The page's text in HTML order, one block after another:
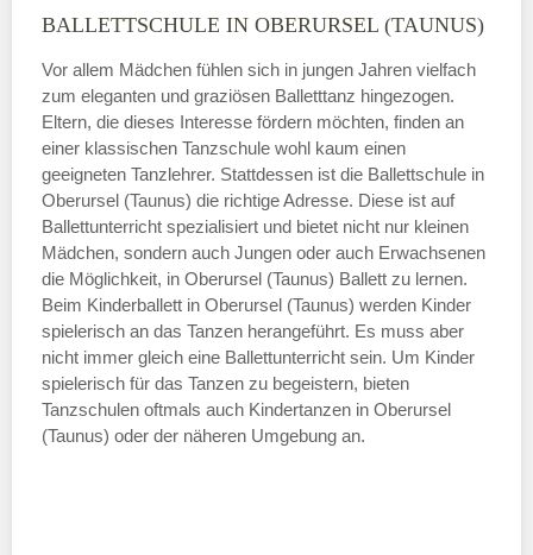
—
ÖFFNUNGSZEITEN HINZUFÜGEN
Freitag
—
ÖFFNUNGSZEITEN HINZUFÜGEN
Samstag
—
BALLETTSCHULE IN OBERURSEL (TAUNUS)
Vor allem Mädchen fühlen sich in jungen Jahren vielfach
zum eleganten und graziösen Balletttanz hingezogen.
Eltern, die dieses Interesse fördern möchten, finden an
einer klassischen Tanzschule wohl kaum einen
geeigneten Tanzlehrer. Stattdessen ist die Ballettschule in
Oberursel (Taunus) die richtige Adresse. Diese ist auf
Ballettunterricht spezialisiert und bietet nicht nur kleinen
Mädchen, sondern auch Jungen oder auch Erwachsenen
die Möglichkeit, in Oberursel (Taunus) Ballett zu lernen.
Beim Kinderballett in Oberursel (Taunus) werden Kinder
spielerisch an das Tanzen herangeführt. Es muss aber
nicht immer gleich eine Ballettunterricht sein. Um Kinder
spielerisch für das Tanzen zu begeistern, bieten
Tanzschulen oftmals auch Kindertanzen in Oberursel
(Taunus) oder der näheren Umgebung an.